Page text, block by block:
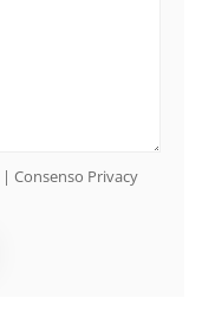
| Consenso Privacy